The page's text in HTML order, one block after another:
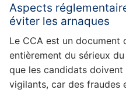
Aspects
éviter les arnaques
Le CCA est un document
entièrement du sérieux
que les candidats
vigilants, car des fraudes